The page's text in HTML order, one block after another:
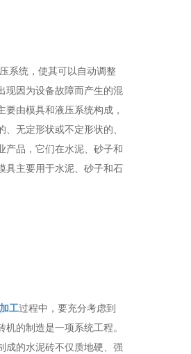
系统，使其可以自动调整
现因为设备故障而产生的混
由模具和液压系统构成，
无定形状或不定形状的、
产品，它们在水泥、砂子和
具主要用于水泥、砂子和石
工过程中，要充分考虑到
的制造是一项系统工程。
成的水泥砖不仅质地硬、强